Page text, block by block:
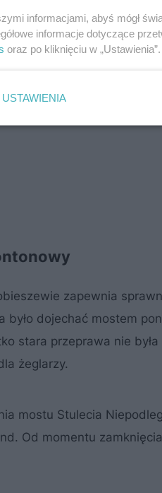
zapewnia
dojechać mostem
stara przeprawa nie
żeglarzy.
mostu Stulecia
Od momentu
informacjami, abyś mógł
informacje dotyczące
oraz po kliknięciu w „Ustawienia”.
USTAWIENIA